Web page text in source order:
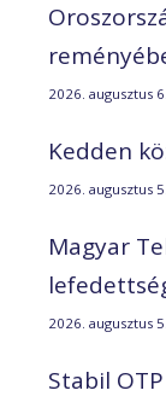
2026. augusztus 6.
Kedden
2026. augusztus 5.
Magyar
2026. augusztus 5.
Stabil